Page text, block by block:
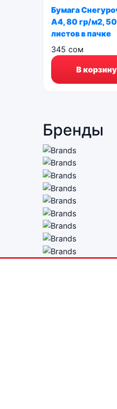
Бумага
А4, 80 гр/м2,
листов в пачке
345 сом
В корзину
Бренды